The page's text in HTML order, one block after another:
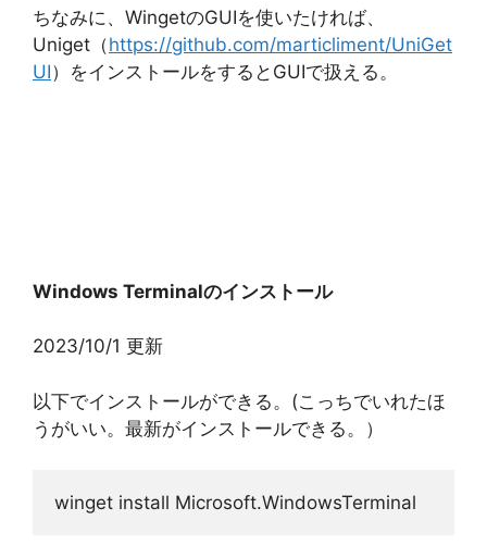
ちなみに、WingetのGUIを使いたければ、
Uniget（https://github.com/marticliment/UniGet
UI）をインストールをするとGUIで扱える。
Windows Terminalのインストール
2023/10/1 更新
以下でインストールができる。(こっちでいれたほ
うがいい。最新がインストールできる。）
winget install Microsoft.WindowsTerminal